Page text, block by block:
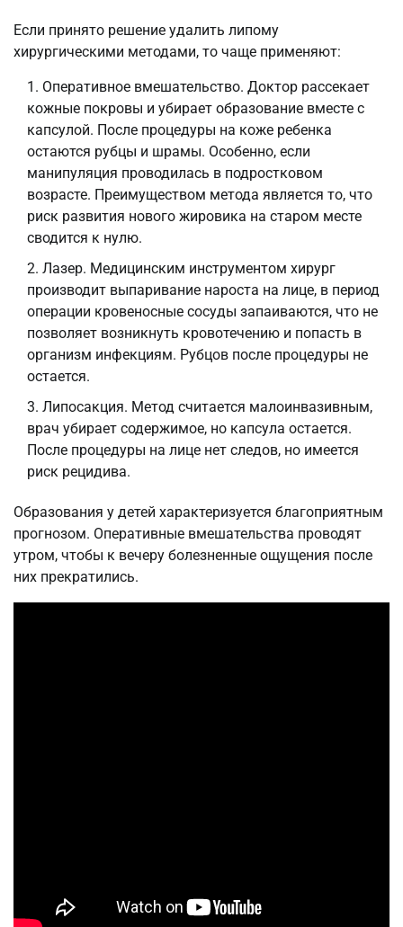
Если принято решение удалить липому
хирургическими методами, то чаще применяют:
Оперативное вмешательство. Доктор рассекает
кожные покровы и убирает образование вместе с
капсулой. После процедуры на коже ребенка
остаются рубцы и шрамы. Особенно, если
манипуляция проводилась в подростковом
возрасте. Преимуществом метода является то, что
риск развития нового жировика на старом месте
сводится к нулю.
Лазер. Медицинским инструментом хирург
производит выпаривание нароста на лице, в период
операции кровеносные сосуды запаиваются, что не
позволяет возникнуть кровотечению и попасть в
организм инфекциям. Рубцов после процедуры не
остается.
Липосакция. Метод считается малоинвазивным,
врач убирает содержимое, но капсула остается.
После процедуры на лице нет следов, но имеется
риск рецидива.
Образования у детей характеризуется благоприятным
прогнозом. Оперативные вмешательства проводят
утром, чтобы к вечеру болезненные ощущения после
них прекратились.